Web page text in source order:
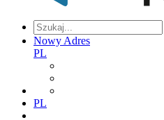
Nowy Adres
PL
PL